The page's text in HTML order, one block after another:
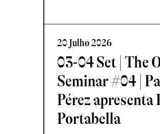
20 Julho 2026
03-04 Set | The
Seminar #04 |
Pérez apresenta
Portabella